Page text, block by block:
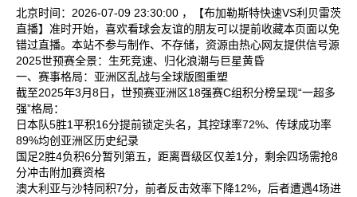
北京时间：2026-07-09 23:30:00 ，【布加勒斯特快速VS利贝雷茨
直播】准时开始，喜欢看球会友谊的朋友可以提前收藏本页面以免
错过直播。本站不参与制作、不存储，资源由热心网友提供信号源
2025世预赛全景：生死竞速、归化浪潮与巨星黄昏
一、赛事格局：亚洲区乱战与全球版图重塑
截至2025年3月8日，世预赛亚洲区18强赛C组积分榜呈现“一超多
强”格局：
日本队‌5胜1平积16分提前锁定头名，其控球率72%、传球成功率
89%均创亚洲区历史纪录‌
国足‌2胜4负积6分暂列第五，距离晋级区仅差1分，剩余四场需抢8
分冲击附加赛资格‌
澳大利亚‌与‌沙特‌同积7分，前者反击效率下降12%，后者遭遇4场进